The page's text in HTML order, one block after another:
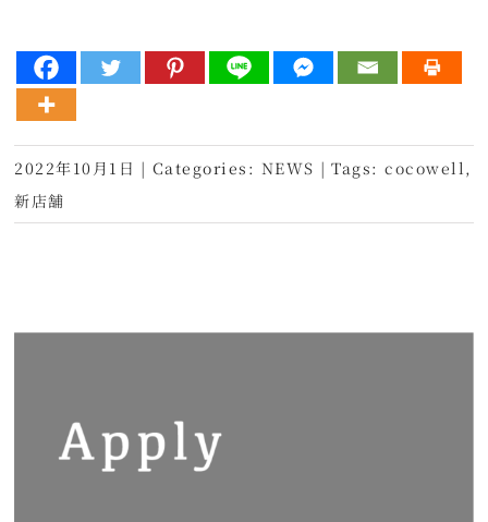
2022年10月1日 | Categories: NEWS | Tags:cocowell ,
新店舗